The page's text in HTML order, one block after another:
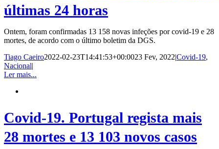
últimas 24 horas
Ontem, foram confirmadas 13 158 novas infeções por covid-19 e 28
mortes, de acordo com o último boletim da DGS.
Tiago Caeiro2022-02-23T14:41:53+00:0023 Fev, 2022|Covid-19,
Nacional|
Ler mais...
Covid-19. Portugal regista mais
28 mortes e 13 103 novos casos